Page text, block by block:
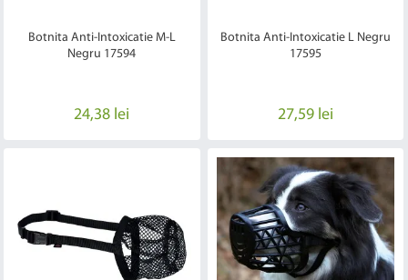
Botnita Anti-Intoxicatie M-L
Negru 17594
24,38 lei
Botnita Anti-Intoxicatie L Negru
17595
27,59 lei